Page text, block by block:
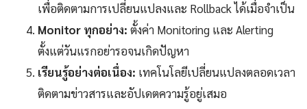
เพื่อติดตามการเปลี่ยนแปลงและ Rollback ได้เมื่อจำเป็น
Monitor ทุกอย่าง: ตั้งค่า Monitoring และ Alerting
ตั้งแต่วันแรกอย่ารอจนเกิดปัญหา
เรียนรู้อย่างต่อเนื่อง: เทคโนโลยีเปลี่ยนแปลงตลอดเวลา
ติดตามข่าวสารและอัปเดตความรู้อยู่เสมอ